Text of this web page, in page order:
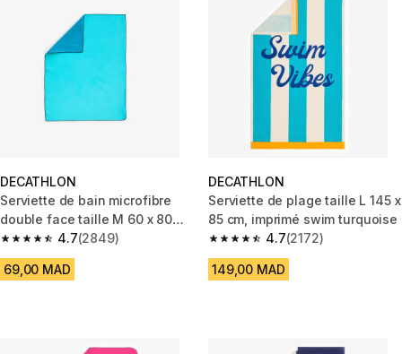
DECATHLON
Serviette de bain microfibre
double face taille M 60 x 80
cm, vert/bleu
4.7
4.7 out of 5 stars from 2849 reviews
(2849)
69,00 MAD
DECATHLON
Serviette de plage taille L 145 x
85 cm, imprimé swim turquoise
4.7
4.7 out of 5 stars from 2172
(2172)
149,00 MAD